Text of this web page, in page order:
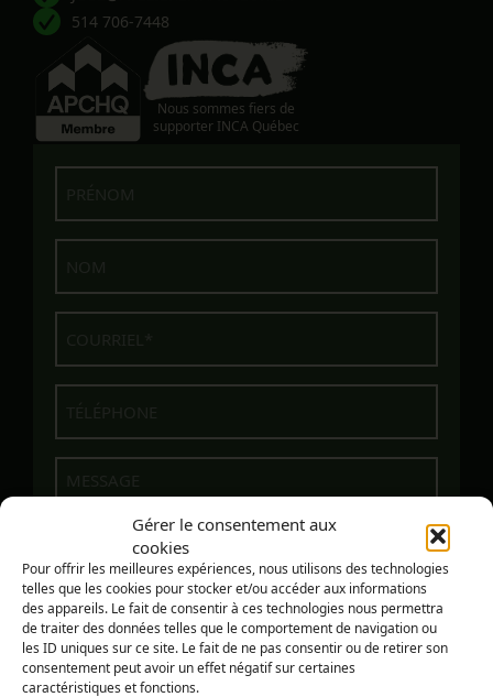
Gérer le consentement aux
cookies
Pour offrir les meilleures expériences, nous utilisons des technologies
telles que les cookies pour stocker et/ou accéder aux informations
des appareils. Le fait de consentir à ces technologies nous permettra
de traiter des données telles que le comportement de navigation ou
les ID uniques sur ce site. Le fait de ne pas consentir ou de retirer son
consentement peut avoir un effet négatif sur certaines
caractéristiques et fonctions.
514 706-7448
Nous sommes fiers de
supporter INCA Québec